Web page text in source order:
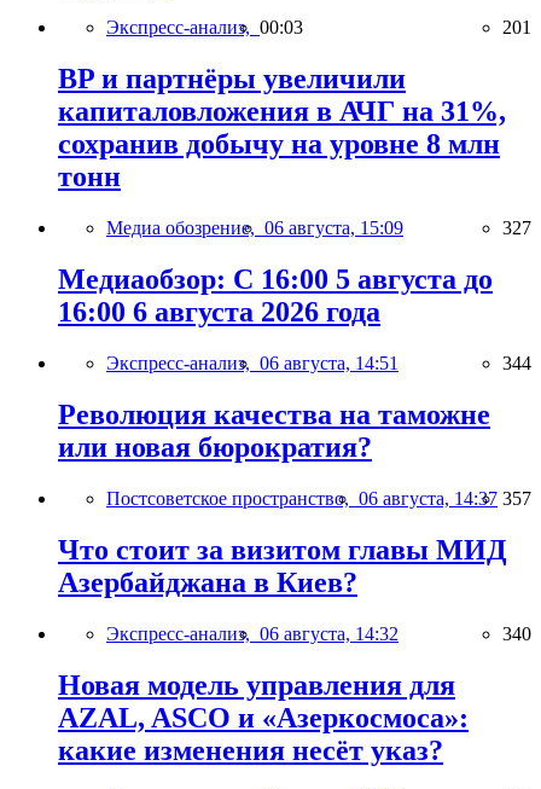
Экспресс-анализ, 00:03 201
BP и партнёры увеличили
капиталовложения в АЧГ на 31%,
сохранив добычу на уровне 8 млн
тонн
Медиа обозрение, 06 августа, 15:09 327
Медиаобзор: С 16:00 5 августа до
16:00 6 августа 2026 года
Экспресс-анализ, 06 августа, 14:51 344
Революция качества на таможне
или новая бюрократия?
Постсоветское пространство, 06 августа, 14:37 357
Что стоит за визитом главы МИД
Азербайджана в Киев?
Экспресс-анализ, 06 августа, 14:32 340
Новая модель управления для
AZAL, ASCO и «Азеркосмоса»:
какие изменения несёт указ?